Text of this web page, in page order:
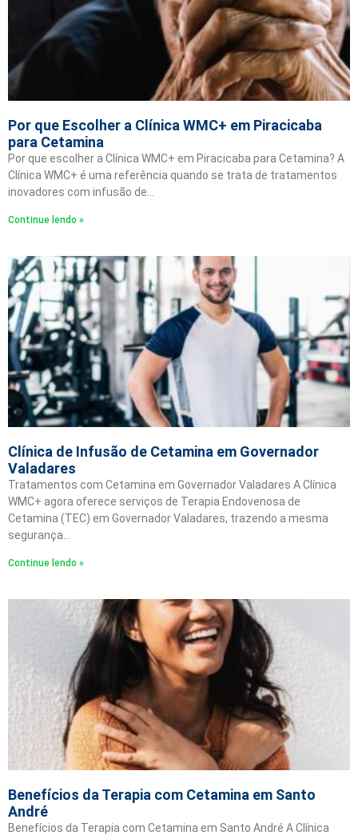
Por que Escolher a Clínica WMC+ em Piracicaba
para Cetamina
Por que escolher a Clínica WMC+ em Piracicaba para Cetamina? A
Clínica WMC+ é uma referência quando se trata de tratamentos
inovadores com infusão de…
Continue lendo »
Clínica de Infusão de Cetamina em Governador
Valadares
Tratamentos com Cetamina em Governador Valadares A Clínica
WMC+ agora oferece serviços de Terapia Endovenosa de
Cetamina (TEC) em Governador Valadares, trazendo a mesma
segurança…
Continue lendo »
Benefícios da Terapia com Cetamina em Santo
André
Benefícios da Terapia com Cetamina em Santo André A Clínica